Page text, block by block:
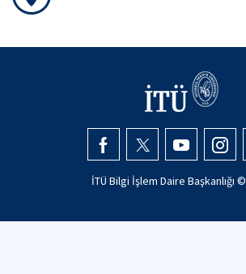
İTÜ Bilgi İşlem Daire Başkanlığı ©